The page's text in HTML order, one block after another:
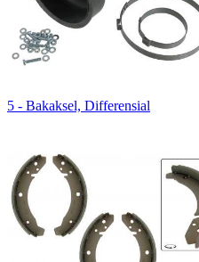
5 - Bakaksel, Differensial